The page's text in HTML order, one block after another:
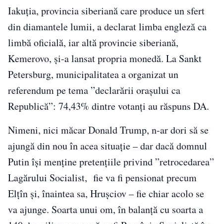
Iakuția, provincia siberiană care produce un sfert
din diamantele lumii, a declarat limba engleză ca
limbă oficială, iar altă provincie siberiană,
Kemerovo, și-a lansat propria monedă. La Sankt
Petersburg, municipalitatea a organizat un
referendum pe tema ”declarării orașului ca
Republică”: 74,43% dintre votanți au răspuns DA.
Nimeni, nici măcar Donald Trump, n-ar dori să se
ajungă din nou în acea situație – dar dacă domnul
Putin își menține pretențiile privind ”retrocedarea”
Lagărului Socialist, fie va fi pensionat precum
Elțîn și, înaintea sa, Hrușciov – fie chiar acolo se
va ajunge. Soarta unui om, în balanță cu soarta a